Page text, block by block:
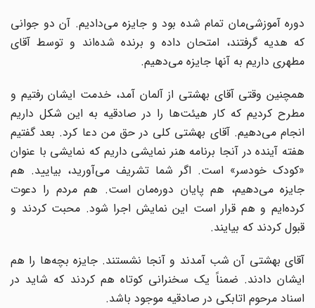
دوره آموزشی‌مان تمام شده بود و جایزه می‌دادیم. آن دو جوانی
که هدیه گرفتند، امتحان داده‌ و برنده شده‌اند و توسط آقای
مطهری داریم به‌ آنها جایزه می‌دهیم.
همچنین وقتی آقای بهشتی از آلمان آمد، خدمت ایشان رفتیم و
مطرح کردیم که کار هیئت‌ها را در صادقیه به این شکل داریم
انجام می‌دهیم. آقای بهشتی کلی در حق من دعا کرد. بعد گفتیم
هفته آینده در آنجا برنامه هنر نمایشی داریم که نمایشی با عنوان
«کودک خودسر» است. اگر شما تشریف می‌آورید، بیایید. هم
جایزه می‌دهیم، هم پایان دوره‌مان است. هم مردم را دعوت
کرده‌ایم و هم قرار است این نمایش اجرا شود. محبت کردند و
قبول کردند که بیایند.
آقای بهشتی آن شب آمدند و آنجا نشستند. جایزه بچه‌ها را هم
ایشان دادند. ضمناً یک سخنرانی کوتاه هم کردند که شاید در
اسناد مرحوم اتابکی در صادقیه موجود باشد.